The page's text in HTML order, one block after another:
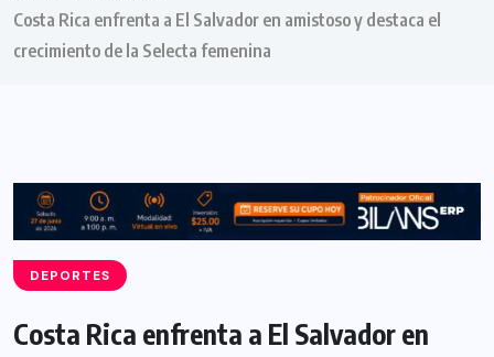
Costa Rica enfrenta a El Salvador en amistoso y destaca el
crecimiento de la Selecta femenina
DEPORTES
Costa Rica enfrenta a El Salvador en